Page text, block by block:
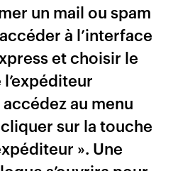
un mail ou spam
à l’interface
et choisir le
au menu
sur la touche
». Une